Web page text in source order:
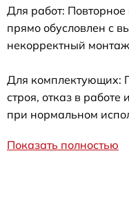
Для работ:
прямо обусловлен с
некорректный
Для комплектующих:
строя, отказ в
при нормальном
Показать полностью